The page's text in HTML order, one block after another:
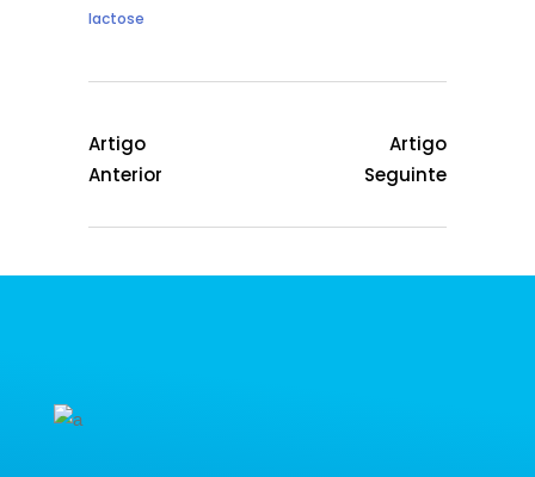
lactose
Artigo
Anterior
Artigo
Seguinte